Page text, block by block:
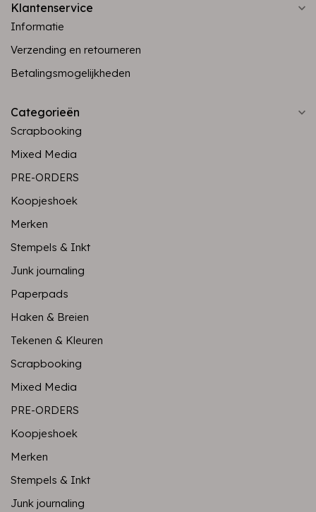
Klantenservice
Informatie
Verzending en retourneren
Betalingsmogelijkheden
Categorieën
Scrapbooking
Mixed Media
PRE-ORDERS
Koopjeshoek
Merken
Stempels & Inkt
Junk journaling
Paperpads
Haken & Breien
Tekenen & Kleuren
Scrapbooking
Mixed Media
PRE-ORDERS
Koopjeshoek
Merken
Stempels & Inkt
Junk journaling